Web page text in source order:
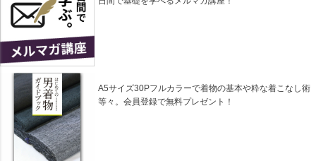
A5サイズ30Pフルカラーで着物の基本や粋な着こなし術
等々。会員登録で無料プレゼント！